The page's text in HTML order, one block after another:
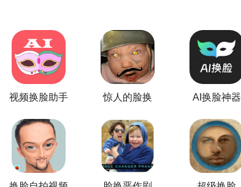
视频换脸助手 惊人的脸换 AI换脸神器